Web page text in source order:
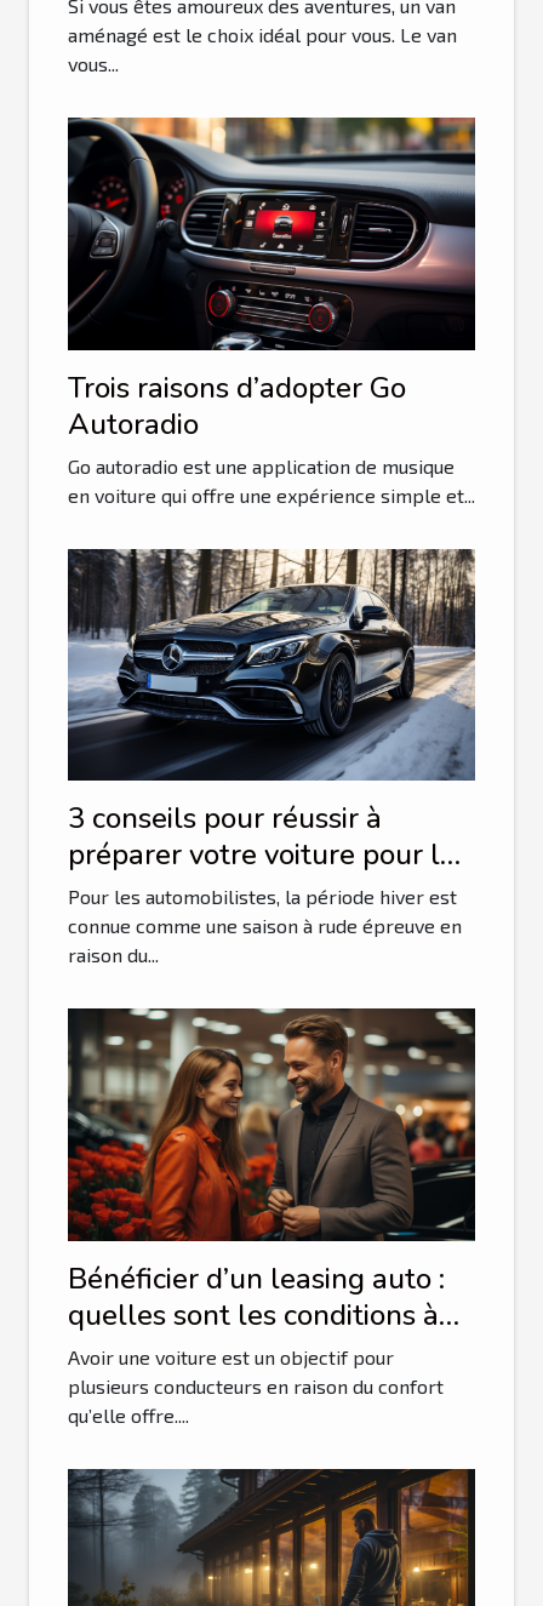
Si vous êtes amoureux des aventures, un van
aménagé est le choix idéal pour vous. Le van
vous...
Trois raisons d’adopter Go
Autoradio
Go autoradio est une application de musique
en voiture qui offre une expérience simple et...
3 conseils pour réussir à
préparer votre voiture pour la
saison hivernale
Pour les automobilistes, la période hiver est
connue comme une saison à rude épreuve en
raison du...
Bénéficier d’un leasing auto :
quelles sont les conditions à
remplir ?
Avoir une voiture est un objectif pour
plusieurs conducteurs en raison du confort
qu’elle offre....